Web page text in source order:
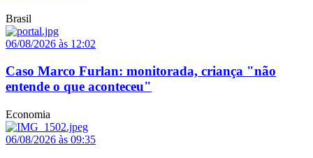
Brasil
06/08/2026 às 12:02
Caso Marco Furlan: monitorada, criança "não
entende o que aconteceu"
Economia
06/08/2026 às 09:35